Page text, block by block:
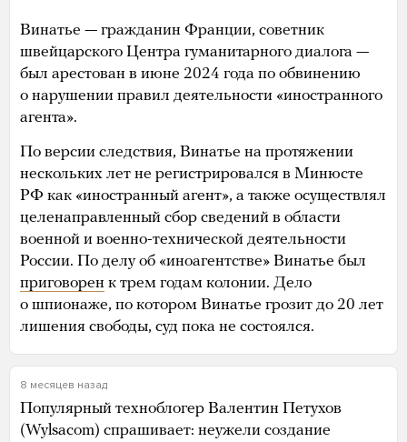
Винатье — гражданин Франции, советник
швейцарского Центра гуманитарного диалога —
был арестован в июне 2024 года по обвинению
о нарушении правил деятельности «иностранного
агента».
По версии следствия, Винатье на протяжении
нескольких лет не регистрировался в Минюсте
РФ как «иностранный агент», а также осуществлял
целенаправленный сбор сведений в области
военной и военно-технической деятельности
России. По делу об «иноагентстве» Винатье был
приговорен к трем годам колонии. Дело
о шпионаже, по котором Винатье грозит до 20 лет
лишения свободы, суд пока не состоялся.
8 месяцев назад
Популярный техноблогер Валентин Петухов
(Wylsacom) спрашивает: неужели создание